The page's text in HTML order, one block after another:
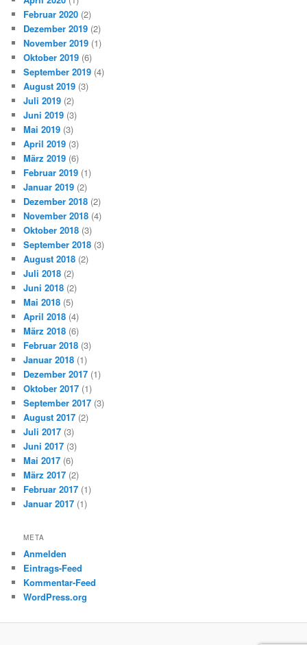
Februar 2020 (2)
Dezember 2019 (2)
November 2019 (1)
Oktober 2019 (6)
September 2019 (4)
August 2019 (3)
Juli 2019 (2)
Juni 2019 (3)
Mai 2019 (3)
April 2019 (3)
März 2019 (6)
Februar 2019 (1)
Januar 2019 (2)
Dezember 2018 (2)
November 2018 (4)
Oktober 2018 (3)
September 2018 (3)
August 2018 (2)
Juli 2018 (2)
Juni 2018 (2)
Mai 2018 (5)
April 2018 (4)
März 2018 (6)
Februar 2018 (3)
Januar 2018 (1)
Dezember 2017 (1)
Oktober 2017 (1)
September 2017 (3)
August 2017 (2)
Juli 2017 (3)
Juni 2017 (3)
Mai 2017 (6)
März 2017 (2)
Februar 2017 (1)
Januar 2017 (1)
META
Anmelden
Eintrags-Feed
Kommentar-Feed
WordPress.org